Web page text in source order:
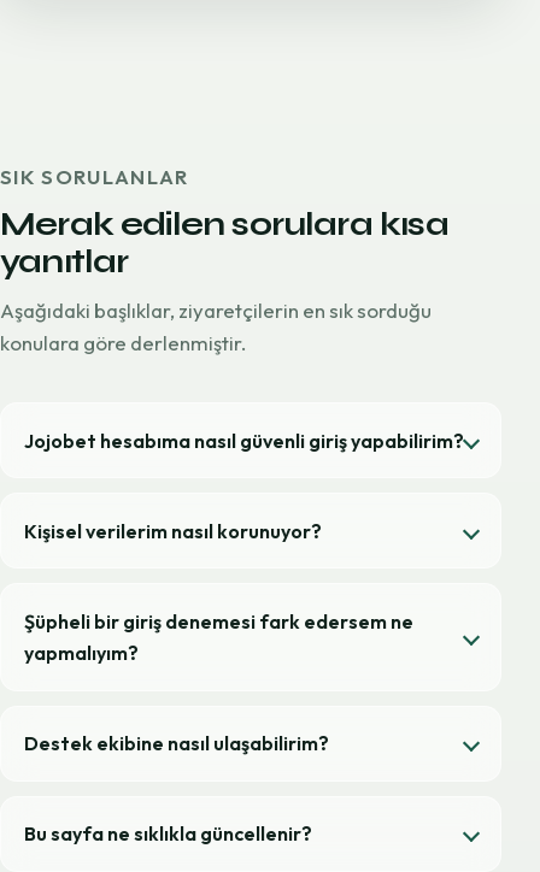
SIK SORULANLAR
Merak edilen sorulara kısa
yanıtlar
Aşağıdaki başlıklar, ziyaretçilerin en sık sorduğu
konulara göre derlenmiştir.
Jojobet hesabıma nasıl güvenli giriş yapabilirim?
Kişisel verilerim nasıl korunuyor?
Şüpheli bir giriş denemesi fark edersem ne
yapmalıyım?
Destek ekibine nasıl ulaşabilirim?
Bu sayfa ne sıklıkla güncellenir?